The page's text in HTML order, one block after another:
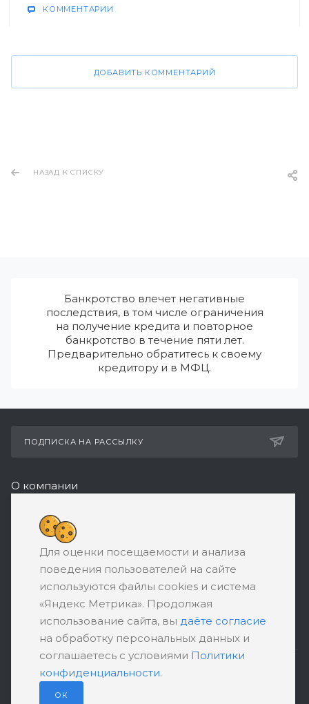
КОММЕНТАРИИ
ДОБАВИТЬ КОММЕНТАРИЙ
НАЗАД К СПИСКУ
Банкротство влечет негативные
последствия, в том числе ограничения
на получение кредита и повторное
банкротство в течение пяти лет.
Предварительно обратитесь к своему
кредитору и в МФЦ.
ПОДПИСКА НА РАССЫЛКУ
О компании
Реквизиты
8 (800) 550-08-77
ЗАКАЗАТЬ ЗВОНОК
support@ratingbankrotstva.ru
111398, Москва, ул. Плеханова, д. 30,
абонентский ящик №5
ПОЛИТИКА КОНФИДЕНЦИАЛЬНОСТИ
ПОЛЬЗОВАТЕЛЬСКОЕ СОГЛАШЕНИЕ
Для оценки посещаемости и анализа
поведения пользователей на сайте
используются файлы cookies и система
«Яндекс Метрика». Продолжая
использование сайта, вы даёте согласие
на обработку персональных данных и
соглашаетесь с условиями Политики
конфиденциальности.
ОК